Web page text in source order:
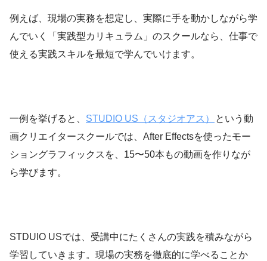
例えば、現場の実務を想定し、実際に手を動かしながら学
んでいく「実践型カリキュラム」のスクールなら、仕事で
使える実践スキルを最短で学んでいけます。
一例を挙げると、 STUDIO US（スタジオアス）
という動
画クリエイタースクールでは、After Effectsを使ったモー
ショングラフィックスを、15〜50本もの動画を作りなが
ら学びます。
STDUIO USでは、受講中にたくさんの実践を積みながら
学習していきます。現場の実務を徹底的に学べることか